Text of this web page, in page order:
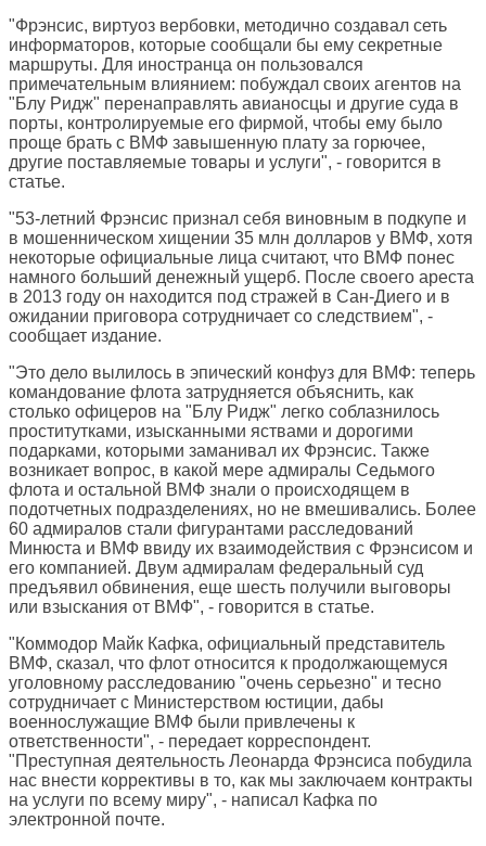
"Фрэнсис, виртуоз вербовки, методично создавал сеть
информаторов, которые сообщали бы ему секретные
маршруты. Для иностранца он пользовался
примечательным влиянием: побуждал своих агентов на
"Блу Ридж" перенаправлять авианосцы и другие суда в
порты, контролируемые его фирмой, чтобы ему было
проще брать с ВМФ завышенную плату за горючее,
другие поставляемые товары и услуги", - говорится в
статье.
"53-летний Фрэнсис признал себя виновным в подкупе и
в мошенническом хищении 35 млн долларов у ВМФ, хотя
некоторые официальные лица считают, что ВМФ понес
намного больший денежный ущерб. После своего ареста
в 2013 году он находится под стражей в Сан-Диего и в
ожидании приговора сотрудничает со следствием", -
сообщает издание.
"Это дело вылилось в эпический конфуз для ВМФ: теперь
командование флота затрудняется объяснить, как
столько офицеров на "Блу Ридж" легко соблазнилось
проститутками, изысканными яствами и дорогими
подарками, которыми заманивал их Фрэнсис. Также
возникает вопрос, в какой мере адмиралы Седьмого
флота и остальной ВМФ знали о происходящем в
подотчетных подразделениях, но не вмешивались. Более
60 адмиралов стали фигурантами расследований
Минюста и ВМФ ввиду их взаимодействия с Фрэнсисом и
его компанией. Двум адмиралам федеральный суд
предъявил обвинения, еще шесть получили выговоры
или взыскания от ВМФ", - говорится в статье.
"Коммодор Майк Кафка, официальный представитель
ВМФ, сказал, что флот относится к продолжающемуся
уголовному расследованию "очень серьезно" и тесно
сотрудничает с Министерством юстиции, дабы
военнослужащие ВМФ были привлечены к
ответственности", - передает корреспондент.
"Преступная деятельность Леонарда Фрэнсиса побудила
нас внести коррективы в то, как мы заключаем контракты
на услуги по всему миру", - написал Кафка по
электронной почте.